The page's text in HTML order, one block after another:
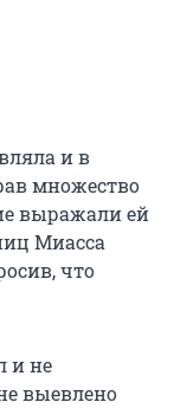
и в
множество
выражали ей
Миасса
что
и не
выевлено